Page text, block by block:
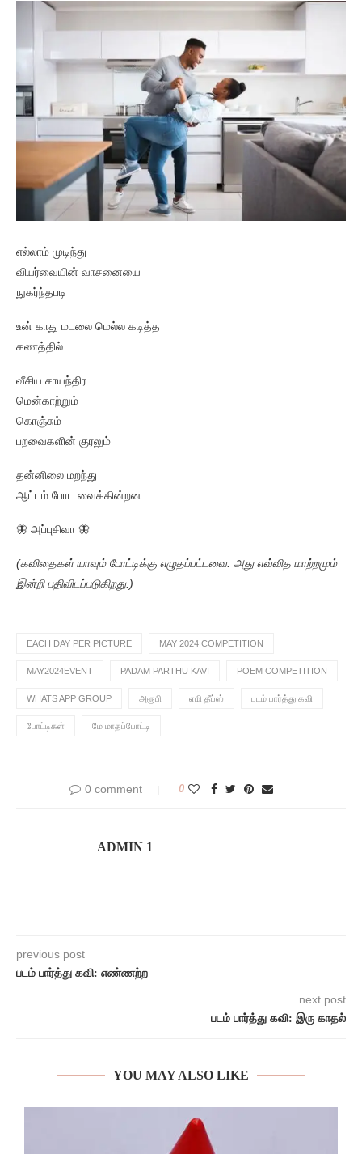
எல்லாம் முடிந்து
வியர்வையின் வாசனையை
நுகர்ந்தபடி
உன் காது மடலை மெல்ல கடித்த
கணத்தில்
வீசிய சாயந்திர
மென்காற்றும்
கொஞ்சும்
பறவைகளின் குரலும்
தன்னிலை மறந்து
ஆட்டம் போட வைக்கின்றன.
🦋 அப்புசிவா 🦋
(கவிதைகள் யாவும் போட்டிக்கு எழுதப்பட்டவை. அது எவ்வித மாற்றமும்
இன்றி பதிவிடப்படுகிறது.)
EACH DAY PER PICTURE MAY 2024 COMPETITION
MAY2024EVENT PADAM PARTHU KAVI POEM COMPETITION
WHATS APP GROUP அரூபி எமி தீப்ஸ் படம் பார்த்து கவி
போட்டிகள் மே மாதப்போட்டி
0 comment 0
ADMIN 1
previous post
படம் பார்த்து கவி: எண்ணற்ற
next post
படம் பார்த்து கவி: இரு காதல்
YOU MAY ALSO LIKE